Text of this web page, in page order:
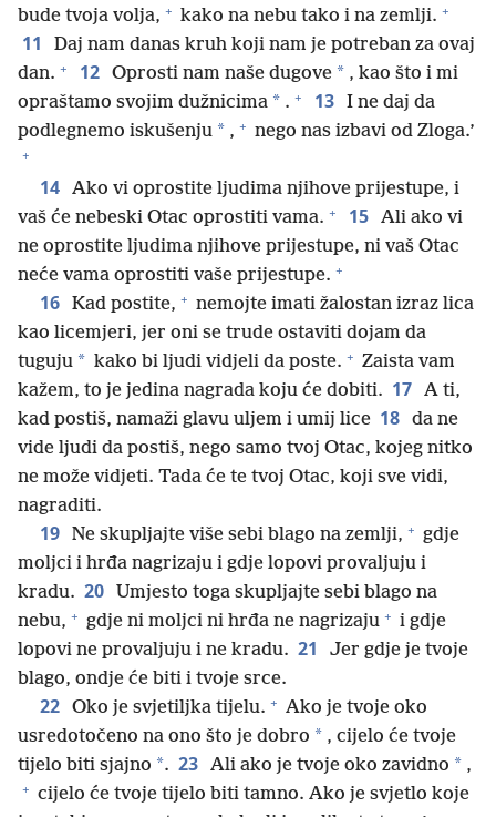
bude tvoja volja, + kako na nebu tako i na zemlji. +
11
Daj nam danas kruh koji nam je potreban za ovaj
dan. + 12 Oprosti nam naše dugove * , kao što i mi
opraštamo svojim dužnicima * . + 13 I ne daj da
podlegnemo iskušenju * , + nego nas izbavi od Zloga.’
+
14 Ako vi oprostite ljudima njihove prijestupe, i
vaš će nebeski Otac oprostiti vama. + 15 Ali ako vi
ne oprostite ljudima njihove prijestupe, ni vaš Otac
neće vama oprostiti vaše prijestupe. +
16 Kad postite, + nemojte imati žalostan izraz lica
kao licemjeri, jer oni se trude ostaviti dojam da
tuguju * kako bi ljudi vidjeli da poste. + Zaista vam
kažem, to je jedina nagrada koju će dobiti. 17 A ti,
kad postiš, namaži glavu uljem i umij lice 18 da ne
vide ljudi da postiš, nego samo tvoj Otac, kojeg nitko
ne može vidjeti. Tada će te tvoj Otac, koji sve vidi,
nagraditi.
19 Ne skupljajte više sebi blago na zemlji, + gdje
moljci i hrđa nagrizaju i gdje lopovi provaljuju i
kradu. 20
Umjesto toga skupljajte sebi blago na
nebu, + gdje ni moljci ni hrđa ne nagrizaju + i gdje
lopovi ne provaljuju i ne kradu. 21
Jer gdje je tvoje
blago, ondje će biti i tvoje srce.
22 Oko je svjetiljka tijelu. + Ako je tvoje oko
usredotočeno na ono što je dobro * , cijelo će tvoje
tijelo biti sjajno *. 23 Ali ako je tvoje oko zavidno * ,
+ cijelo će tvoje tijelo biti tamno. Ako je svjetlo koje